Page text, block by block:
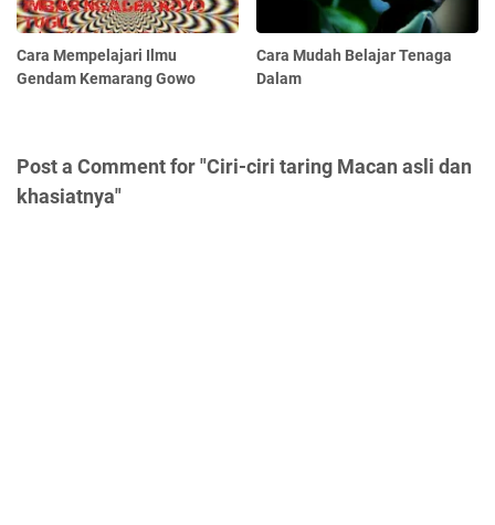
Cara Mempelajari Ilmu
Gendam Kemarang Gowo
Cara Mudah Belajar Tenaga
Dalam
Post a Comment for "Ciri-ciri taring Macan asli dan
khasiatnya"